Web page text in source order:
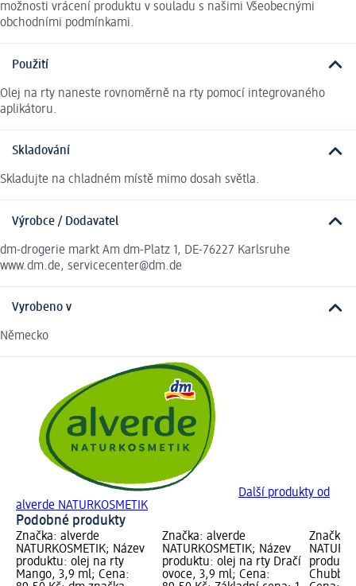
možnosti vrácení produktu v souladu s našimi Všeobecnými
obchodními podmínkami.
Použití
Olej na rty naneste rovnoměrně na rty pomocí integrovaného
aplikátoru.
Skladování
Skladujte na chladném místě mimo dosah světla.
Výrobce / Dodavatel
dm-drogerie markt Am dm-Platz 1, DE-76227 Karlsruhe
www.dm.de, servicecenter@dm.de
Vyrobeno v
Německo
Další produkty od
alverde NATURKOSMETIK
Podobné produkty
Značka: alverde
NATURKOSMETIK; Název
produktu: olej na rty
Mango, 3,9 ml; Cena:
Značka: alverde
NATURKOSMETIK; Název
produktu: olej na rty Dračí
ovoce, 3,9 ml; Cena:
Značka:
Chubby